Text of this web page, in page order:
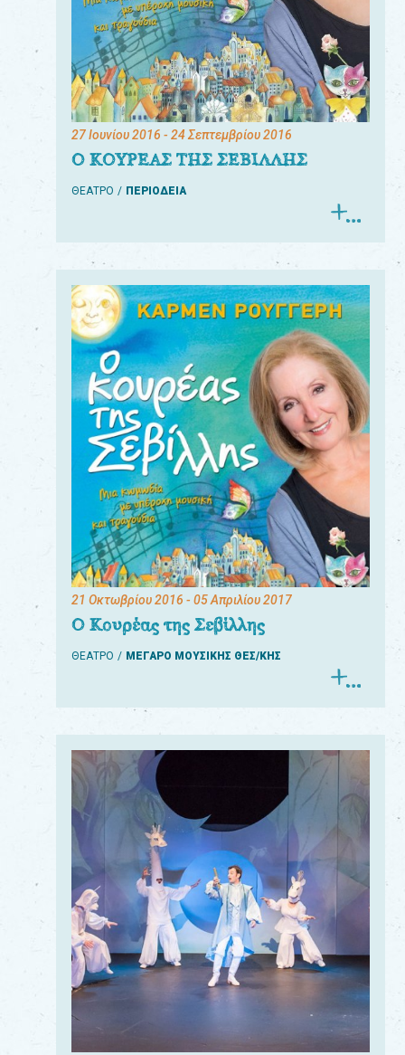
27 Ιουνίου 2016 - 24 Σεπτεμβρίου 2016
Ο ΚΟΥΡΕΑΣ ΤΗΣ ΣΕΒΙΛΛΗΣ
ΘΕΑΤΡΟ ΠΕΡΙΟΔΕΙΑ
21 Οκτωβρίου 2016 - 05 Απριλίου 2017
Ο Κουρέας της Σεβίλλης
ΘΕΑΤΡΟ ΜΕΓΑΡΟ ΜΟΥΣΙΚΗΣ ΘΕΣ/ΚΗΣ